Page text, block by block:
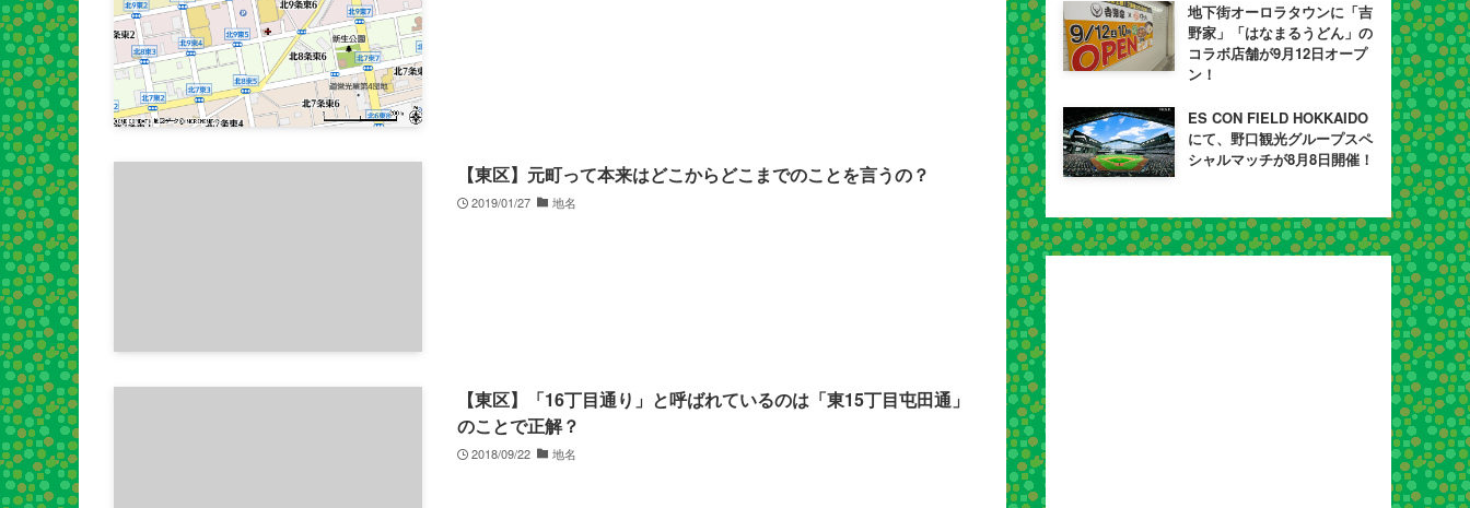
【東区】元町って本来はどこからどこまでのことを言うの？
2019/01/27 地名
【東区】「16丁目通り」と呼ばれているのは「東15丁目屯田通」
のことで正解？
2018/09/22 地名
地下街オーロラタウンに「吉
野家」「はなまるうどん」の
コラボ店舗が9月12日オープ
ン！
ES CON FIELD HOKKAIDO
にて、野口観光グループスペ
シャルマッチが8月8日開催！